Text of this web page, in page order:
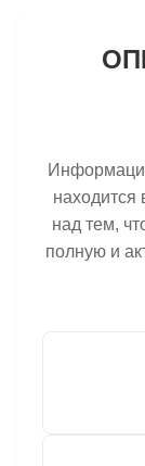
находится
над тем,
полную и